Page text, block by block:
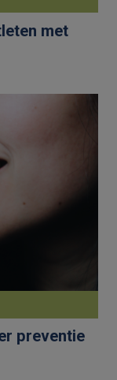
met
preventie